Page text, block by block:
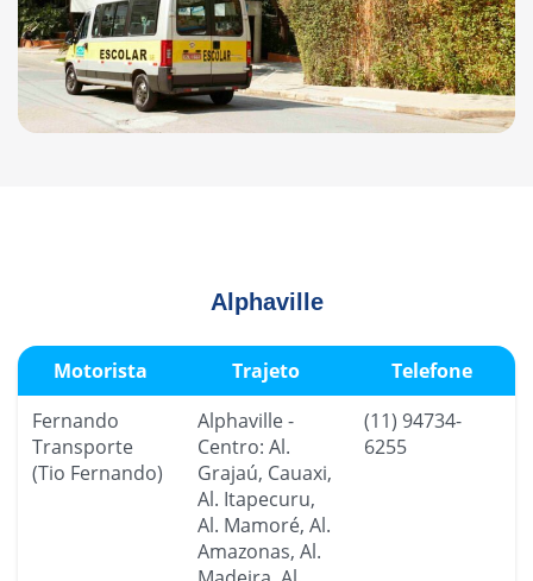
Alphaville
Motorista Trajeto
Telefone
Fernando
Transporte
(Tio Fernando)
Alphaville -
Centro: Al.
Grajaú, Cauaxi,
Al. Itapecuru,
Al. Mamoré, Al.
Amazonas, Al.
(11) 94734-
6255